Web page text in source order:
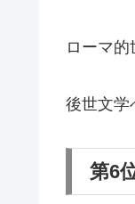
ローマ的
後世文学
第6